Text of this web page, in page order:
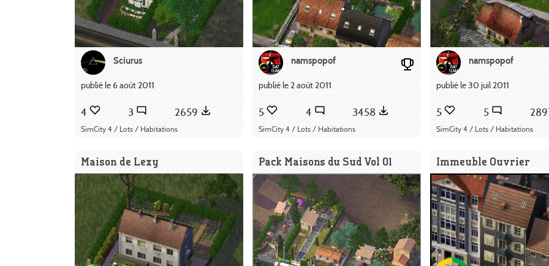
Sciurus
publié le 6 août 2011
4 3 2659
SimCity 4 / Lots / Habitations
namspopof
publié le 2 août 2011
5 4 3458
SimCity 4 / Lots / Habitations
namspopof
publié le 30 juil 2011
5 5
SimCity 4 / Lots / Habitations
Maison de Lexy Pack Maisons du Sud Vol 01 Immeuble Ouvrier